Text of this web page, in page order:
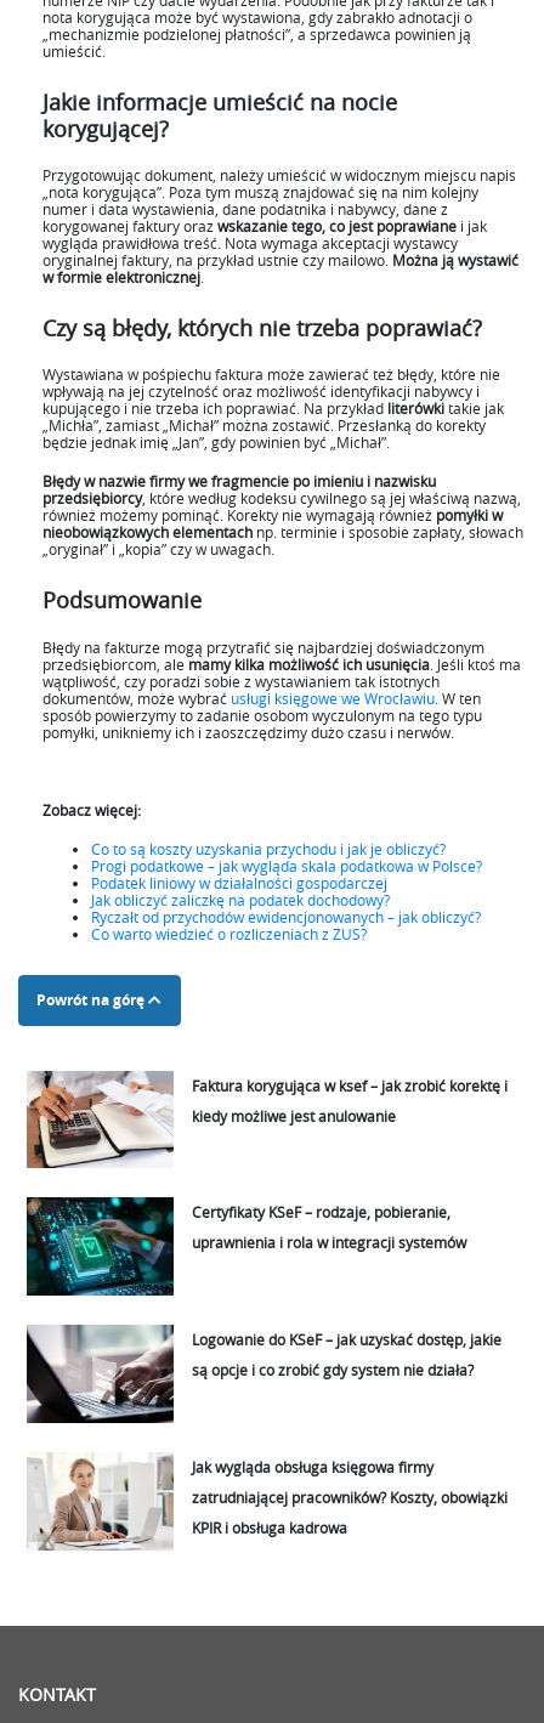
nota korygująca może być wystawiona, gdy zabrakło adnotacji o
„mechanizmie podzielonej płatności”, a sprzedawca powinien ją
umieścić.
Jakie informacje umieścić na nocie
korygującej?
Przygotowując dokument, należy umieścić w widocznym miejscu napis
„nota korygująca”. Poza tym muszą znajdować się na nim kolejny
numer i data wystawienia, dane podatnika i nabywcy, dane z
korygowanej faktury oraz wskazanie tego, co jest poprawiane i jak
wygląda prawidłowa treść. Nota wymaga akceptacji wystawcy
oryginalnej faktury, na przykład ustnie czy mailowo. Można ją wystawić
w formie elektronicznej
Czy są błędy, których nie trzeba poprawiać?
Wystawiana w pośpiechu faktura może zawierać też błędy, które nie
wpływają na jej czytelność oraz możliwość identyfikacji nabywcy i
kupującego i nie trzeba ich poprawiać. Na przykład literówkitakie jak
„Michła”, zamiast „Michał” można zostawić. Przesłanką do korekty
będzie jednak imię „Jan”, gdy powinien być „Michał”.
Błędy w nazwie firmy we fragmencie po imieniu i nazwisku
przedsiębiorcy, które według kodeksu cywilnego są jej właściwą nazwą,
również możemy pominąć. Korekty nie wymagają również pomyłki w
nieobowiązkowych elementach np. terminie i sposobie zapłaty, słowach
„oryginał” i „kopia” czy w uwagach.
Podsumowanie
Błędy na fakturze mogą przytrafić się najbardziej doświadczonym
przedsiębiorcom, ale mamy kilka możliwość ich usunięcia . Jeśli ktoś ma
wątpliwość, czy poradzi sobie z wystawianiem tak istotnych
dokumentów, może wybrać usługi księgowe we Wrocławiu . W ten
sposób powierzymy to zadanie osobom wyczulonym na tego typu
pomyłki, unikniemy ich i zaoszczędzimy dużo czasu i nerwów.
Zobacz więcej:
Co to są koszty uzyskania przychodu i jak je obliczyć?
Progi podatkowe – jak wygląda skala podatkowa w Polsce?
Podatek liniowy w działalności gospodarczej
Jak obliczyć zaliczkę na podatek dochodowy?
Ryczałt od przychodów ewidencjonowanych – jak obliczyć?
Co warto wiedzieć o rozliczeniach z ZUS?
Powrót na górę
Faktura korygująca w ksef – jak zrobić korektę i
kiedy możliwe jest anulowanie
Certyfikaty KSeF – rodzaje, pobieranie,
uprawnienia i rola w integracji systemów
Logowanie do KSeF – jak uzyskać dostęp, jakie
są opcje i co zrobić gdy system nie działa?
Jak wygląda obsługa księgowa firmy
zatrudniającej pracowników? Koszty, obowiązki
KPIR i obsługa kadrowa
KONTAKT